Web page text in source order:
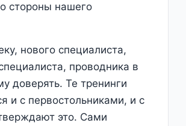
стороны нашего
нового специалиста,
проводника в
доверять. Те тренинги
и с первостольниками, и с
это. Сами